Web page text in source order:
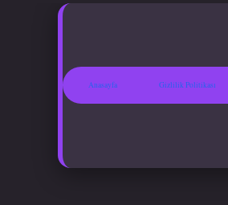
Anasayfa Gizlilik Politikası